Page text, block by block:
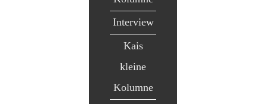
Interview
Kais
kleine
Kolumne